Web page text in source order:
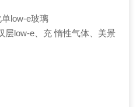
low-e玻璃
low-e、充 惰性气体、美景